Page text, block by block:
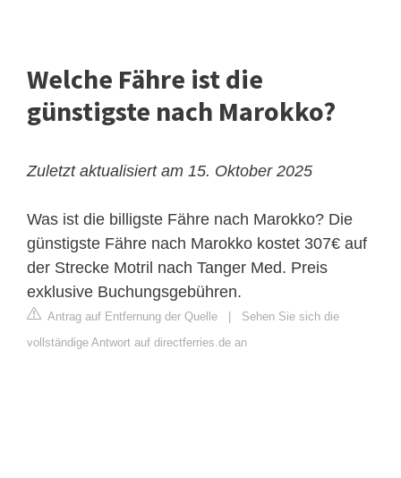
Welche Fähre ist die
günstigste nach Marokko?
Zuletzt aktualisiert am 15. Oktober 2025
Was ist die billigste Fähre nach Marokko? Die
günstigste Fähre nach Marokko kostet 307€ auf
der Strecke Motril nach Tanger Med. Preis
exklusive Buchungsgebühren.
Antrag auf Entfernung der Quelle
Sehen Sie sich die
vollständige Antwort auf directferries.de an